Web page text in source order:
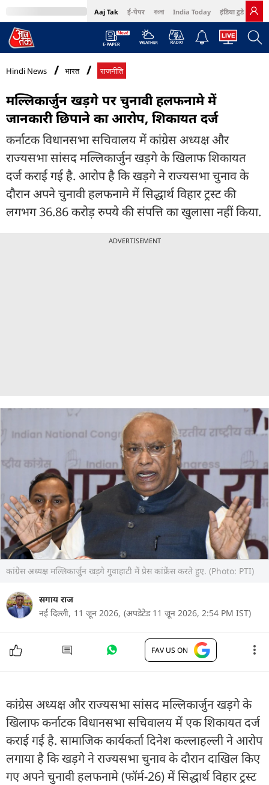
Aaj Tak ई-पेपर বাংলা India Today इंडिया टुडे हिंदी
MumbaiTak Cosmopolitan Harper's Bazaar Northeast
Hindi News भारत राजनीति
मल्लिकार्जुन खड़गे पर चुनावी हलफनामे में
जानकारी छिपाने का आरोप, शिकायत दर्ज
कर्नाटक विधानसभा सचिवालय में कांग्रेस अध्यक्ष और
राज्यसभा सांसद मल्लिकार्जुन खड़गे के खिलाफ शिकायत
दर्ज कराई गई है. आरोप है कि खड़गे ने राज्यसभा चुनाव के
दौरान अपने चुनावी हलफनामे में सिद्धार्थ विहार ट्रस्ट की
लगभग 36.86 करोड़ रुपये की संपत्ति का खुलासा नहीं किया.
ADVERTISEMENT
कांग्रेस अध्यक्ष मल्लिकार्जुन खड़गे गुवाहाटी में प्रेस कांफ्रेंस करते हुए. (Photo: PTI)
सगाय राज
नई दिल्ली, 11 जून 2026, (अपडेटेड 11 जून 2026, 2:54 PM IST)
FAV US ON
कांग्रेस अध्यक्ष और राज्यसभा सांसद मल्लिकार्जुन खड़गे के
खिलाफ कर्नाटक विधानसभा सचिवालय में एक शिकायत दर्ज
कराई गई है. सामाजिक कार्यकर्ता दिनेश कल्लाहल्ली ने आरोप
लगाया है कि खड़गे ने राज्यसभा चुनाव के दौरान दाखिल किए
गए अपने चुनावी हलफनामे (फॉर्म-26) में सिद्धार्थ विहार ट्रस्ट